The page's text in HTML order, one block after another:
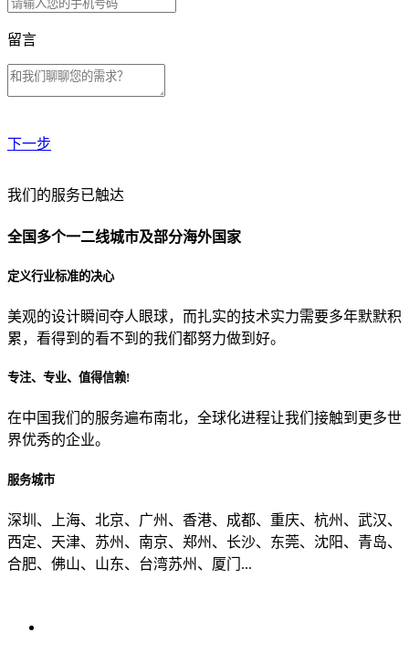
留言
下一步
贵公司预算范围是？
贵公司的团队规模是？
目前主要的营销渠道是？
我们的服务已触达
全国多个一二线城市及部分海外国家
定义行业标准的决心
美观的设计瞬间夺人眼球，而扎实的技术实力需要多年默默积
累，看得到的看不到的我们都努力做到好。
专注、专业、值得信赖!
在中国我们的服务遍布南北，全球化进程让我们接触到更多世
界优秀的企业。
服务城市
深圳、上海、北京、广州、香港、成都、重庆、杭州、武汉、
西定、天津、苏州、南京、郑州、长沙、东莞、沈阳、青岛、
合肥、佛山、山东、台湾苏州、厦门...